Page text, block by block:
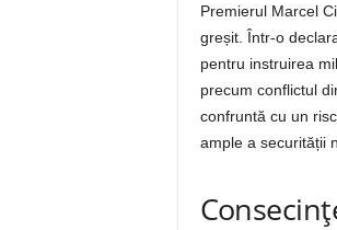
Premierul Marcel
greșit. Într-o
pentru instruirea
precum conflictul
confruntă cu un
ample a securității